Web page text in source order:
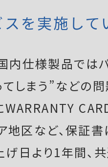
を実施して
内仕様製品では
しまう”などの問
地区など、保
日より1年間、